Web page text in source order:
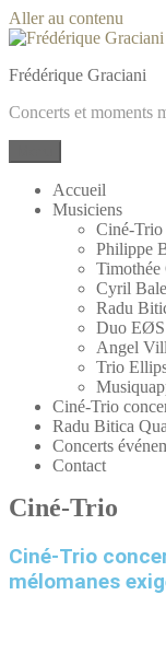
Aller au contenu
Frédérique Graciani
Concerts et moments
Accueil
Musiciens
Ciné-Trio
Philippe
Cyril
Radu
Duo EØS
Angel
Trio
Ciné-Trio
Radu Bitica
Concerts
Contact
Ciné-Trio
Ciné-Trio
mélomanes